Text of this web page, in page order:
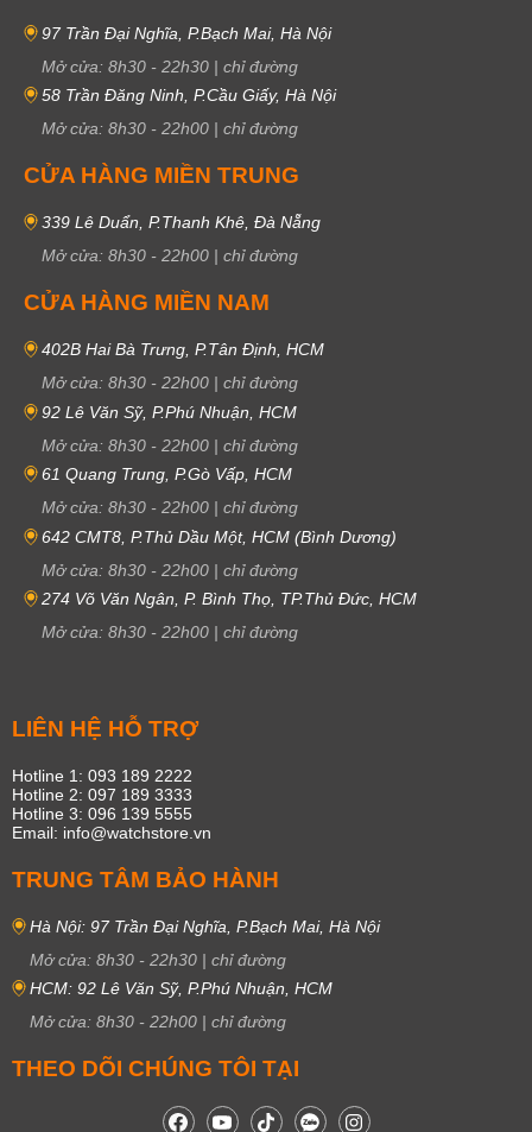
97 Trần Đại Nghĩa, P.Bạch Mai, Hà Nội
Mở cửa: 8h30 - 22h30 | chỉ đường
58 Trần Đăng Ninh, P.Cầu Giấy, Hà Nội
Mở cửa: 8h30 - 22h00 | chỉ đường
CỬA HÀNG MIỀN TRUNG
339 Lê Duẩn, P.Thanh Khê, Đà Nẵng
Mở cửa: 8h30 - 22h00 | chỉ đường
CỬA HÀNG MIỀN NAM
402B Hai Bà Trưng, P.Tân Định, HCM
Mở cửa: 8h30 - 22h00 | chỉ đường
92 Lê Văn Sỹ, P.Phú Nhuận, HCM
Mở cửa: 8h30 - 22h00 | chỉ đường
61 Quang Trung, P.Gò Vấp, HCM
Mở cửa: 8h30 - 22h00 | chỉ đường
642 CMT8, P.Thủ Dầu Một, HCM (Bình Dương)
Mở cửa: 8h30 - 22h00 | chỉ đường
274 Võ Văn Ngân, P. Bình Thọ, TP.Thủ Đức, HCM
Mở cửa: 8h30 - 22h00 | chỉ đường
LIÊN HỆ HỖ TRỢ
Hotline 1: 093 189 2222
Hotline 2: 097 189 3333
Hotline 3: 096 139 5555
Email: info@watchstore.vn
TRUNG TÂM BẢO HÀNH
Hà Nội: 97 Trần Đại Nghĩa, P.Bạch Mai, Hà Nội
Mở cửa: 8h30 - 22h30 | chỉ đường
HCM: 92 Lê Văn Sỹ, P.Phú Nhuận, HCM
Mở cửa: 8h30 - 22h00 | chỉ đường
THEO DÕI CHÚNG TÔI TẠI